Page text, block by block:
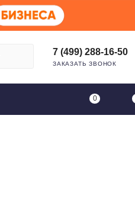
7 (499) 288-16-50
ЗАКАЗАТЬ ЗВОНОК
0